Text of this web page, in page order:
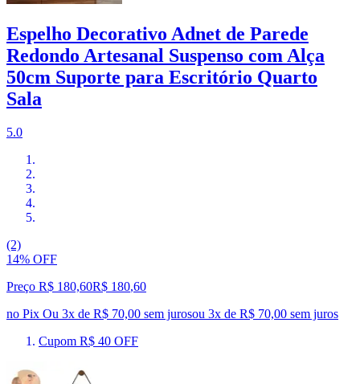
Espelho Decorativo Adnet de Parede
Redondo Artesanal Suspenso com Alça
50cm Suporte para Escritório Quarto
Sala
5.0
(2)
14% OFF
Preço R$ 180,60R$ 180,60
no Pix Ou 3x de R$ 70,00 sem jurosou 3x de R$ 70,00 sem juros
Cupom R$ 40 OFF